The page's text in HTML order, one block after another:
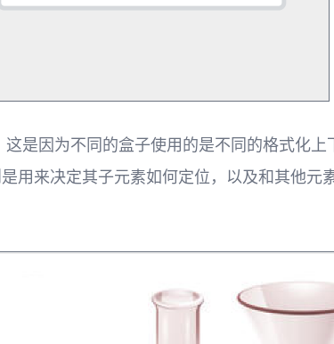
是因为不同的盒子使用的是不同的格式化
用来决定其子元素如何定位，以及和其他元